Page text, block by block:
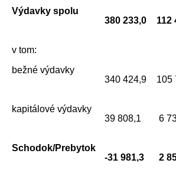
Výdavky spolu
380 233,0
112
v tom:
bežné výdavky
340 424,9
105
kapitálové výdavky
39 808,1
6
Schodok/Prebytok
-31 981,3
2